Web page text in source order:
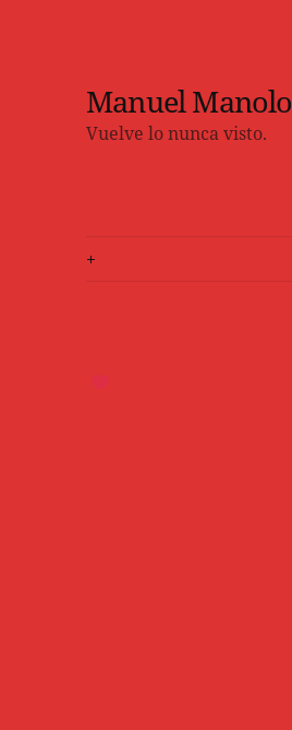
Manuel Manolo
Vuelve lo nunca visto.
+